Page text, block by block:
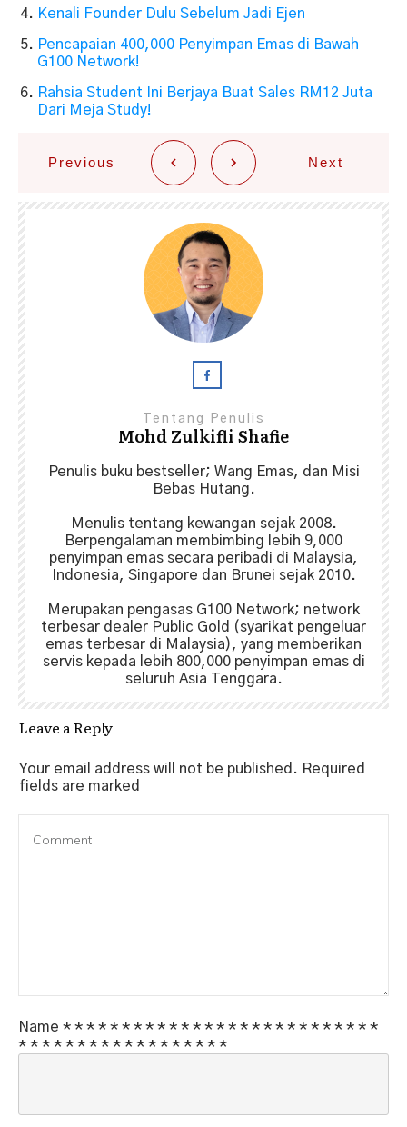
Kenali Founder Dulu Sebelum Jadi Ejen
Pencapaian 400,000 Penyimpan Emas di Bawah
G100 Network!
Rahsia Student Ini Berjaya Buat Sales RM12 Juta
Dari Meja Study!
Previous Next
Tentang Penulis
Mohd Zulkifli Shafie
Penulis buku bestseller; Wang Emas, dan Misi
Bebas Hutang.
Menulis tentang kewangan sejak 2008.
Berpengalaman membimbing lebih 9,000
penyimpan emas secara peribadi di Malaysia,
Indonesia, Singapore dan Brunei sejak 2010.
Merupakan pengasas G100 Network; network
terbesar dealer Public Gold (syarikat pengeluar
emas terbesar di Malaysia), yang memberikan
servis kepada lebih 800,000 penyimpan emas di
seluruh Asia Tenggara.
Leave a Reply
Your email address will not be published. Required
fields are marked
Name * * * * * * * * * * * * * * * * * * * * * * * * * * *
* * * * * * * * * * * * * * * * * *